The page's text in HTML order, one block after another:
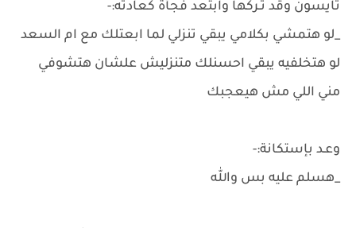
تايسون وقد تـركها وابتعد فجأة كعادته:-
_لو هتمشي بكلامي يبقي تنزلي لما ابعتلك مع ام السعد
لو هتخلفيه يبقي احسنلك متنزليش علشان هتشوفي
مني اللي مش هيعجبك
وعـد بإستكانة:-
_هسلم عليه بس والله